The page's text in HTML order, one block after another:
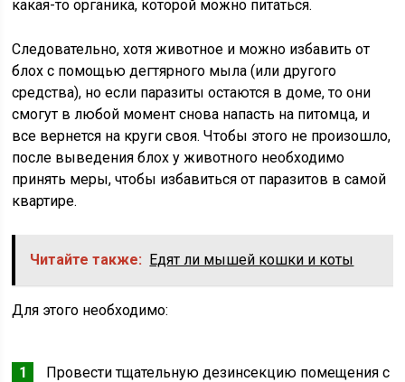
какая-то органика, которой можно питаться.
Следовательно, хотя животное и можно избавить от
блох с помощью дегтярного мыла (или другого
средства), но если паразиты остаются в доме, то они
смогут в любой момент снова напасть на питомца, и
все вернется на круги своя. Чтобы этого не произошло,
после выведения блох у животного необходимо
принять меры, чтобы избавиться от паразитов в самой
квартире.
Читайте также: Едят ли мышей кошки и коты
Для этого необходимо:
Провести тщательную дезинсекцию помещения с